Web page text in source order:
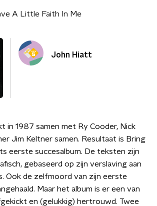
A Little Faith In Me
John Hiatt
in 1987 samen met Ry Cooder, Nick
Jim Keltner samen. Resultaat is Bring
eerste succesalbum. De teksten zijn
gebaseerd op zijn verslaving aan
Ook de zelfmoord van zijn eerste
Maar het album is er een van
en (gelukkig) hertrouwd. Twee